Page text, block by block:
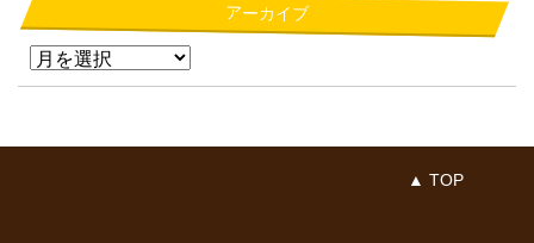
アーカイブ
▲ TOP